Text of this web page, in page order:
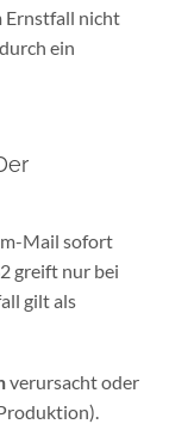
Ernstfall nicht
ein
Mail sofort
greift nur bei
gilt als
verursacht oder